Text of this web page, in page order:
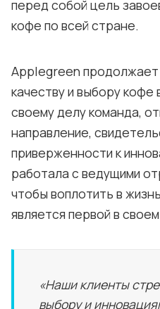
перед собой цель
кофе по всей стране.
Applegreen продолжает
качеству и выбору
своему делу команда,
направление,
приверженности к
работала с ведущими
чтобы воплотить в
является первой в
«Наши клиенты
выбору и